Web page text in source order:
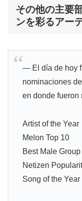
その他の主要
ンを彩るアー
— El día de hoy
nominaciones
en donde fueron
Artist of the Year
Melon Top 10
Best Male Group
Netizen
Song of the